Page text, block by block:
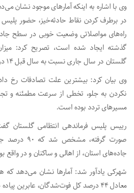
وی با اشاره به اینکه آمارهای موجود نشان
در برطرف کردن نقاط حادثه‌خیز، حضور
راه‌های مواصلاتی وضعیت خوبی در سطح
گذشته ایجاد شده است، تصریح کرد:
گلستان در سال جاری نسبت به سال قبل ۱۴ درصد بیشتر شده است.
وی بیان کرد: بیشترین علت تصادفات رخ
نکردن به جلو، تخطی از سرعت مطمئنه و
مسیرهای تردد بوده است.
رییس پلیس فرماندهی انتظامی گلستان
صورت گرفته،
جاده‌های استان، از اهالی و ساکنان و در واقع
شهرکی یادآور شد: آمارها نشان می‌دهد که
معادل ۴۴ درصد کل فوت‌شدگان، عابرین پیاده هستند.